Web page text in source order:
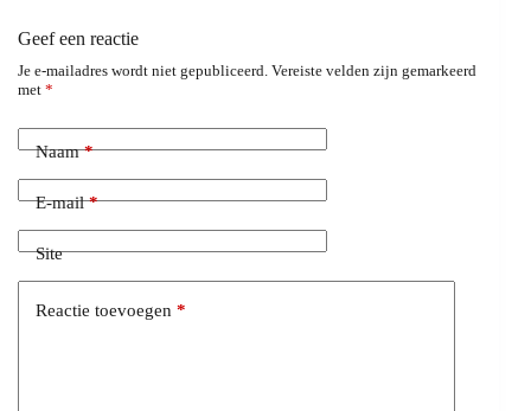
Geef een reactie
Je e-mailadres wordt niet gepubliceerd. Vereiste velden zijn gemarkeerd
met *
Naam*
E-mail*
Site
Reactie toevoegen *